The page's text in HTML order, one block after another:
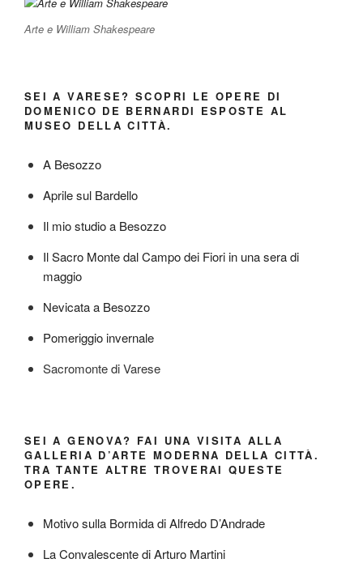
Arte e William Shakespeare
SEI A VARESE? SCOPRI LE OPERE DI
DOMENICO DE BERNARDI ESPOSTE AL
MUSEO DELLA CITTÀ.
A Besozzo
Aprile sul Bardello
Il mio studio a Besozzo
Il Sacro Monte dal Campo dei Fiori in una sera di
maggio
Nevicata a Besozzo
Pomeriggio invernale
Sacromonte di Varese
SEI A GENOVA? FAI UNA VISITA ALLA
GALLERIA D’ARTE MODERNA DELLA CITTÀ.
TRA TANTE ALTRE TROVERAI QUESTE
OPERE.
Motivo sulla Bormida di Alfredo D’Andrade
La Convalescente di Arturo Martini